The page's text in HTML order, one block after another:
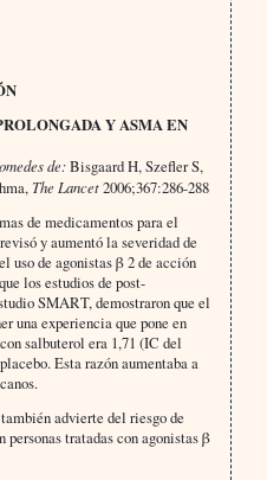
Y ASMA EN
de:Bisgaard H, Szefler S,
The Lancet2006;367:286-288
de medicamentos para el
y aumentó la severidad de
uso de agonistas β 2 de acción
los estudios de post-
SMART, demostraron que el
una experiencia que pone en
salbuterol era 1,71 (IC del
Esta razón aumentaba a
advierte del riesgo de
tratadas con agonistas β